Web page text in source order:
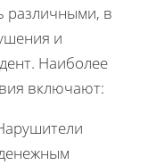
различными, в
и
Наиболее
включают: